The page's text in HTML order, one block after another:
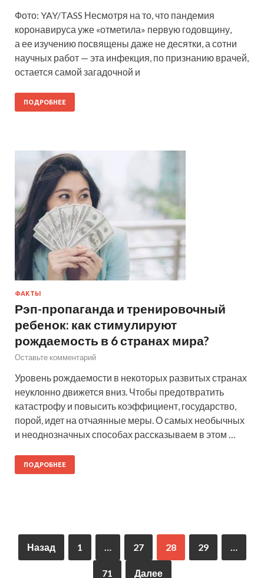
Фото: YAY/TASS Несмотря на то, что пандемия
коронавируса уже «отметила» первую годовщину,
а ее изучению посвящены даже не десятки, а сотни
научных работ — эта инфекция, по признанию врачей,
остается самой загадочной и
ПОДРОБНЕЕ
ФАКТЫ
Рэп-пропаганда и тренировочный
ребенок: как стимулируют
рождаемость в 6 странах мира?
Оставьте комментарий
Уровень рождаемости в некоторых развитых странах
неуклонно движется вниз. Чтобы предотвратить
катастрофу и повысить коэффициент, государство,
порой, идет на отчаянные меры. О самых необычных
и неоднозначных способах рассказываем в этом …
ПОДРОБНЕЕ
Назад 1 27 28 29
71 Далее